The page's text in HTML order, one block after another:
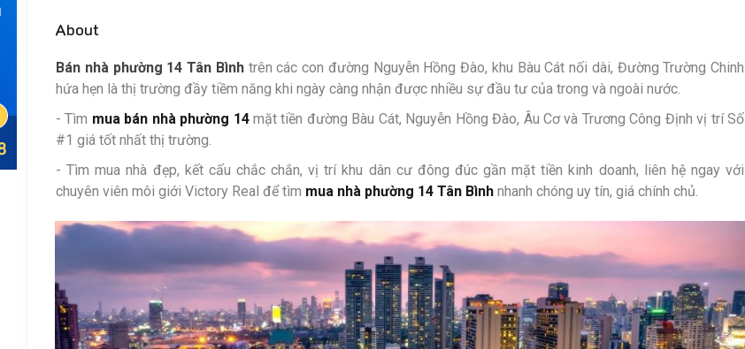
About
Bán nhà phường 14 Tân Bìnhtrên các con đường Nguyễn Hồng Đào, khu Bàu Cát nối dài, Đường Trường Chinh
hứa hẹn là thị trường đầy tiềm năng khi ngày càng nhận được nhiều sự đầu tư của trong và ngoài nước.
- Tìm mua bán nhà phường 14mặt tiền đường Bàu Cát, Nguyễn Hồng Đào, Âu Cơ và Trương Công Định vị trí Số
#1 giá tốt nhất thị trường.
- Tìm mua nhà đẹp, kết cấu chắc chắn, vị trí khu dân cư đông đúc gần mặt tiền kinh doanh, liên hệ ngay với
chuyên viên môi giới Victory Real để tìm mua nhà phường 14 Tân Bình nhanh chóng uy tín, giá chính chủ.